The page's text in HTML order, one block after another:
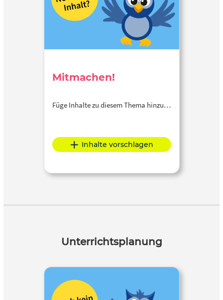
Mitmachen!
Füge Inhalte zu diesem Thema hinzu…
Inhalte vorschlagen
Unterrichtsplanung